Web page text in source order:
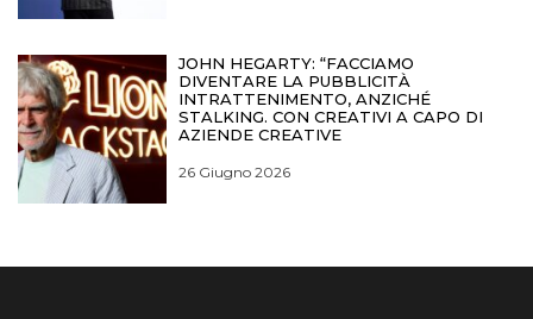
JOHN HEGARTY: “FACCIAMO
DIVENTARE LA PUBBLICITÀ
INTRATTENIMENTO, ANZICHÉ
STALKING. CON CREATIVI A CAPO DI
AZIENDE CREATIVE
26 Giugno 2026